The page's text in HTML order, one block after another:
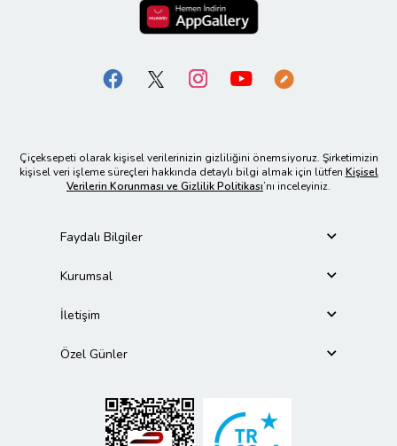
Çiçeksepeti olarak kişisel verilerinizin gizliliğini önemsiyoruz. Şirketimizin
kişisel veri işleme süreçleri hakkında detaylı bilgi almak için lütfen Kişisel
Verilerin Korunması ve Gizlilik Politikası’nı inceleyiniz.
Faydalı Bilgiler
Kurumsal
İletişim
Özel Günler